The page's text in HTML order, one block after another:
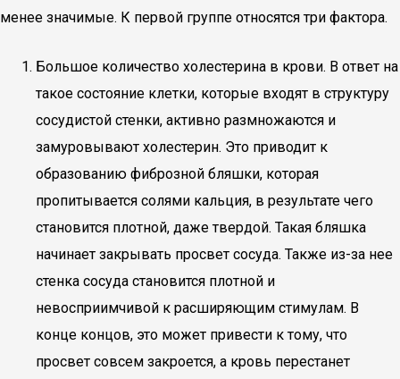
менее значимые. К первой группе относятся три фактора.
Большое количество холестерина в крови. В ответ на
такое состояние клетки, которые входят в структуру
сосудистой стенки, активно размножаются и
замуровывают холестерин. Это приводит к
образованию фиброзной бляшки, которая
пропитывается солями кальция, в результате чего
становится плотной, даже твердой. Такая бляшка
начинает закрывать просвет сосуда. Также из-за нее
стенка сосуда становится плотной и
невосприимчивой к расширяющим стимулам. В
конце концов, это может привести к тому, что
просвет совсем закроется, а кровь перестанет